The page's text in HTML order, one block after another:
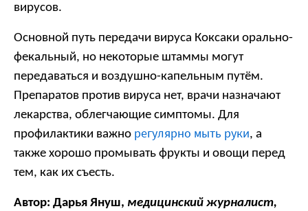
вирусов.
Основной путь передачи вируса Коксаки орально-
фекальный, но некоторые штаммы могут
передаваться и воздушно-капельным путём.
Препаратов против вируса нет, врачи назначают
лекарства, облегчающие симптомы. Для
профилактики важно регулярно мыть руки, а
также хорошо промывать фрукты и овощи перед
тем, как их съесть.
Автор: Дарья Януш, медицинский журналист,